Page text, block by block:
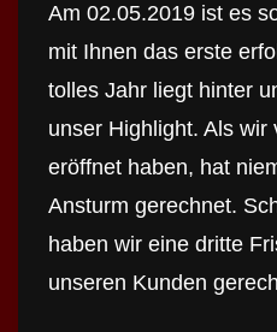
Am 02.05.2019 ist es
mit Ihnen das erste
tolles Jahr liegt hinter
unser Highlight. Als wir
eröffnet haben, hat
Ansturm gerechnet.
haben wir eine dritte
unseren Kunden